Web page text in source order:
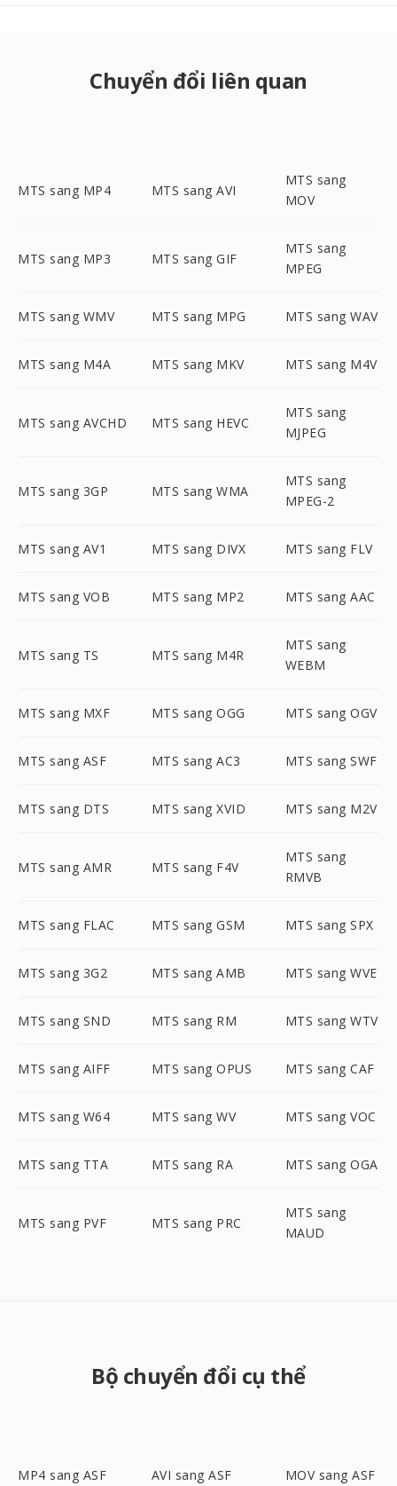
Chuyển đổi liên quan
MTS sang MP4 MTS sang AVI
MTS sang
MOV
MTS sang MP3 MTS sang GIF
MTS sang
MPEG
MTS sang WMV MTS sang MPG MTS sang WAV
MTS sang M4A MTS sang MKV MTS sang M4V
MTS sang AVCHD MTS sang HEVC
MTS sang
MJPEG
MTS sang 3GP MTS sang WMA
MTS sang
MPEG-2
MTS sang AV1 MTS sang DIVX MTS sang FLV
MTS sang VOB MTS sang MP2 MTS sang AAC
MTS sang TS MTS sang M4R
MTS sang
WEBM
MTS sang MXF MTS sang OGG MTS sang OGV
MTS sang ASF MTS sang AC3 MTS sang SWF
MTS sang DTS MTS sang XVID MTS sang M2V
MTS sang AMR MTS sang F4V
MTS sang
RMVB
MTS sang FLAC MTS sang GSM MTS sang SPX
MTS sang 3G2 MTS sang AMB MTS sang WVE
MTS sang SND MTS sang RM MTS sang WTV
MTS sang AIFF MTS sang OPUS MTS sang CAF
MTS sang W64 MTS sang WV MTS sang VOC
MTS sang TTA MTS sang RA MTS sang OGA
MTS sang PVF MTS sang PRC
MTS sang
MAUD
Bộ chuyển đổi cụ thể
MP4 sang ASF AVI sang ASF MOV sang ASF